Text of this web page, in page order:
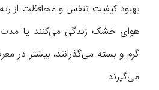
بهبود کیفیت تنفس و محافظت از
هوای خشک زندگی می‌کنند یا مدت
گرم و بسته می‌گذرانند، بیشتر در
می‌گیرند